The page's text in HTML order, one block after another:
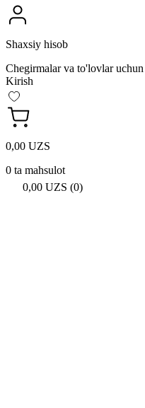
Shaxsiy hisob
Chegirmalar va to'lovlar uchun
Kirish
0,00 UZS
0 ta mahsulot
0,00 UZS (0)